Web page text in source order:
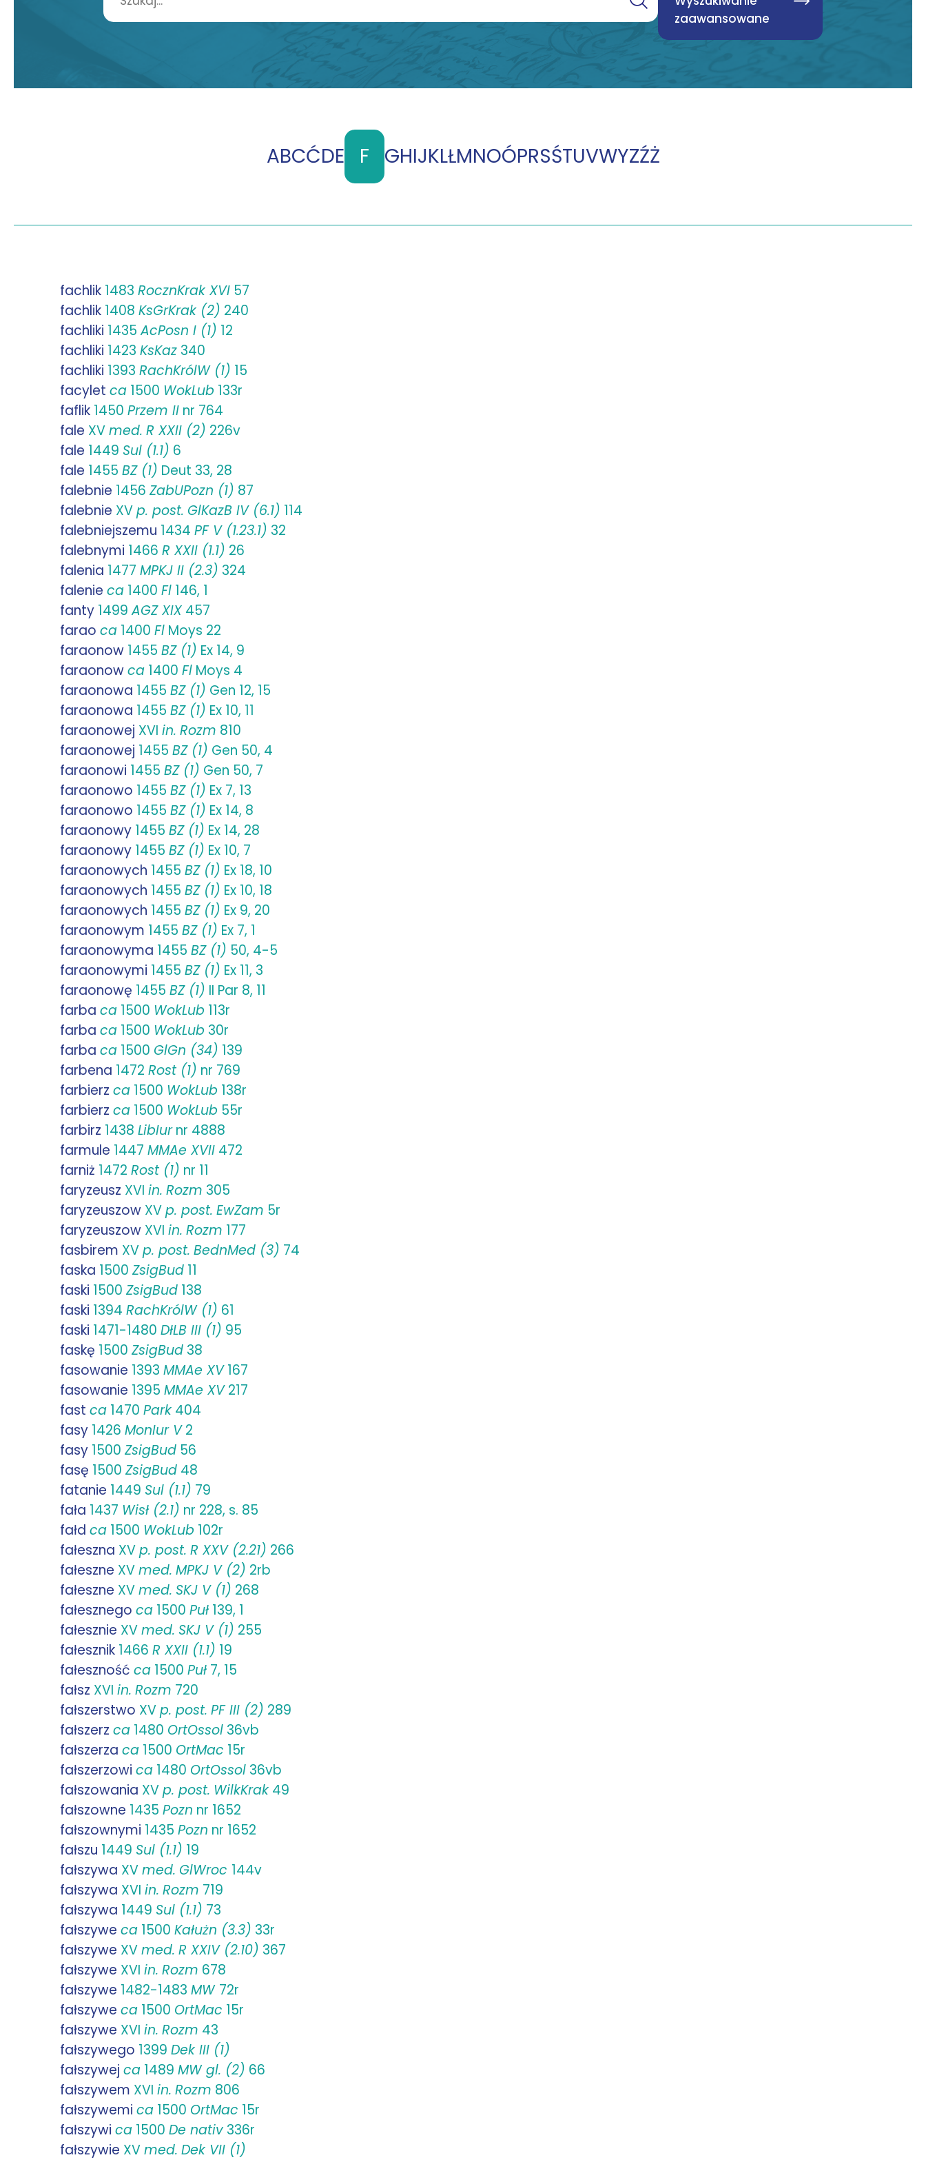
zaawansowane
ABCĆDE F GHIJKLŁMNOÓPRSŚTUVWYZŹŻ
fachlik 1483 RocznKrak XVI 57
fachlik 1408 KsGrKrak (2) 240
fachliki 1435AcPosn I (1) 12
fachliki 1423 KsKaz 340
fachliki 1393 RachKrólW (1) 15
facylet ca 1500 WokLub 133r
faflik 1450 Przem II nr 764
fale XVmed. R XXII (2) 226v
fale 1449 Sul (1.1) 6
fale 1455 BZ (1) Deut 33, 28
falebnie 1456 ZabUPozn (1) 87
falebnie XVp. post. GlKazB IV (6.1) 114
falebniejszemu 1434 PF V (1.23.1) 32
falebnymi 1466 R XXII (1.1) 26
falenia 1477 MPKJ II (2.3) 324
falenie ca 1400 Fl 146, 1
fanty 1499AGZ XIX 457
farao ca 1400 Fl Moys 22
faraonow 1455 BZ (1) Ex 14, 9
faraonowca 1400 Fl Moys 4
faraonowa 1455 BZ (1) Gen 12, 15
faraonowa 1455 BZ (1) Ex 10, 11
faraonowej XVI in. Rozm 810
faraonowej 1455 BZ (1) Gen 50, 4
faraonowi 1455 BZ (1) Gen 50, 7
faraonowo 1455 BZ (1) Ex 7, 13
faraonowo 1455 BZ (1) Ex 14, 8
faraonowy 1455 BZ (1) Ex 14, 28
faraonowy 1455 BZ (1) Ex 10, 7
faraonowych 1455 BZ (1) Ex 18, 10
faraonowych 1455 BZ (1) Ex 10, 18
faraonowych 1455 BZ (1) Ex 9, 20
faraonowym 1455 BZ (1) Ex 7, 1
faraonowyma 1455 BZ (1) 50, 4-5
faraonowymi 1455 BZ (1) Ex 11, 3
faraonowę 1455 BZ (1) II Par 8, 11
farba ca 1500 WokLub 113r
farba ca 1500 WokLub 30r
farba ca 1500 GlGn (34) 139
farbena 1472 Rost (1) nr 769
farbierz ca 1500 WokLub 138r
farbierz ca 1500 WokLub 55r
farbirz 1438 LibIurnr 4888
farmule 1447 MMAe XVII 472
farniż 1472 Rost (1) nr 11
faryzeusz XVI in. Rozm 305
faryzeuszow XVp. post. EwZam 5r
faryzeuszow XVI in. Rozm 177
fasbirem XVp. post. BednMed (3) 74
faska 1500 ZsigBud 11
faski 1500 ZsigBud 138
faski 1394 RachKrólW (1) 61
faski 1471-1480 DłLB III (1) 95
faskę 1500 ZsigBud 38
fasowanie 1393 MMAe XV167
fasowanie 1395 MMAe XV217
fast ca 1470 Park404
fasy 1426 MonIur V2
fasy 1500 ZsigBud 56
fasę 1500 ZsigBud 48
fatanie 1449 Sul (1.1) 79
fała 1437 Wisł (2.1) nr 228, s. 85
fałd ca 1500 WokLub 102r
fałeszna XVp. post. R XXV (2.21) 266
fałeszne XVmed. MPKJ V (2) 2rb
fałeszne XVmed. SKJ V (1) 268
fałesznego ca 1500 Puł139, 1
fałesznie XVmed. SKJ V (1) 255
fałesznik 1466 R XXII (1.1) 19
fałeszność ca 1500 Puł7, 15
fałsz XVI in. Rozm 720
fałszerstwo XVp. post. PF III (2) 289
fałszerz ca 1480 OrtOssol 36vb
fałszerza ca 1500 OrtMac 15r
fałszerzowi ca 1480 OrtOssol 36vb
fałszowania XVp. post. WilkKrak49
fałszowne 1435 Pozn nr 1652
fałszownymi 1435 Pozn nr 1652
fałszu 1449 Sul (1.1) 19
fałszywa XVmed. GlWroc 144v
fałszywa XVI in. Rozm 719
fałszywa 1449 Sul (1.1) 73
fałszywe ca 1500 Kałużn (3.3) 33r
fałszywe XVmed. R XXIV (2.10) 367
fałszywe XVI in. Rozm 678
fałszywe 1482-1483 MW 72r
fałszywe ca 1500 OrtMac 15r
fałszywe XVI in. Rozm 43
fałszywego 1399 Dek III (1)
fałszywej ca 1489 MW gl. (2) 66
fałszywem XVI in. Rozm 806
fałszywemi ca 1500 OrtMac 15r
fałszywi ca 1500 De nativ 336r
fałszywie XVmed. Dek VII (1)